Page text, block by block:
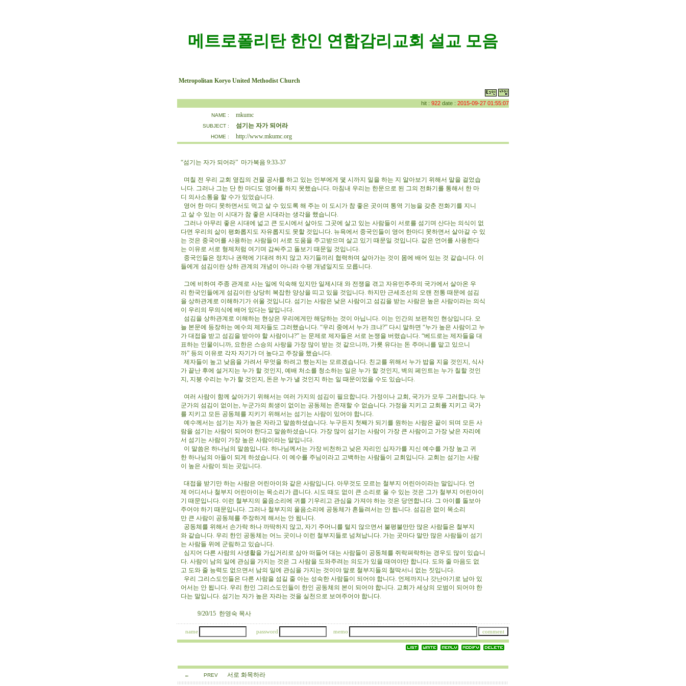
메트로폴리탄 한인 연합감리교회 설교 모음
Metropolitan Koryo United Methodist Church
hit : 922 date : 2015-09-27 01:55:07
NAME : mkumc
SUBJECT : 섬기는 자가 되어라
HOME : http://www.mkumc.org
“섬기는 자가 되어라” 마가복음 9:33-37
며칠 전 우리 교회 옆집의 건물 공사를 하고 있는 인부에게 몇 시까지 일을 하는 지 알아보기 위해서 말을 걸었습
니다. 그러나 그는 단 한 마디도 영어를 하지 못했습니다. 마침내 우리는 한문으로 된 그의 전화기를 통해서 한 마
디 의사소통을 할 수가 있었습니다.
영어 한 마디 못하면서도 먹고 살 수 있도록 해 주는 이 도시가 참 좋은 곳이며 통역 기능을 갖춘 전화기를 지니
고 살 수 있는 이 시대가 참 좋은 시대라는 생각을 했습니다.
그러나 아무리 좋은 시대에 넓고 큰 도시에서 살아도 그곳에 살고 있는 사람들이 서로를 섬기며 산다는 의식이 없
다면 우리의 삶이 평화롭지도 자유롭지도 못할 것입니다. 뉴욕에서 중국인들이 영어 한마디 못하면서 살아갈 수 있
는 것은 중국어를 사용하는 사람들이 서로 도움을 주고받으며 살고 있기 때문일 것입니다. 같은 언어를 사용한다
는 이유로 서로 형제처럼 여기며 감싸주고 돌보기 때문일 것입니다.
중국인들은 정치나 권력에 기대려 하지 않고 자기들끼리 협력하며 살아가는 것이 몸에 배어 있는 것 같습니다. 이
들에게 섬김이란 상하 관계의 개념이 아니라 수평 개념일지도 모릅니다.
그에 비하여 주종 관계로 사는 일에 익숙해 있지만 일제시대 와 전쟁을 겪고 자유민주주의 국가에서 살아온 우
리 한국인들에게 섬김이란 상당히 복잡한 양상을 띠고 있을 것입니다. 하지만 근세조선의 오랜 전통 때문에 섬김
을 상하관계로 이해하기가 쉬울 것입니다. 섬기는 사람은 낮은 사람이고 섬김을 받는 사람은 높은 사람이라는 의식
이 우리의 무의식에 배어 있다는 말입니다.
섬김을 상하관계로 이해하는 현상은 우리에게만 해당하는 것이 아닙니다. 이는 인간의 보편적인 현상입니다. 오
늘 본문에 등장하는 예수의 제자들도 그러했습니다. “우리 중에서 누가 크냐?” 다시 말하면 “누가 높은 사람이고 누
가 대접을 받고 섬김을 받아야 할 사람이냐?” 는 문제로 제자들은 서로 논쟁을 버렸습니다. “베드로는 제자들을 대
표하는 인물이니까, 요한은 스승의 사랑을 가장 많이 받는 것 같으니까, 가룟 유다는 돈 주머니를 맡고 있으니
까” 등의 이유로 각자 자기가 더 높다고 주장을 했습니다.
제자들이 높고 낮음을 가려서 무엇을 하려고 했는지는 모르겠습니다. 친교를 위해서 누가 밥을 지을 것인지, 식사
가 끝난 후에 설거지는 누가 할 것인지, 예배 처소를 청소하는 일은 누가 할 것인지, 벽의 페인트는 누가 칠할 것인
지, 지붕 수리는 누가 할 것인지, 돈은 누가 낼 것인지 하는 일 때문이었을 수도 있습니다.
여러 사람이 함께 살아가기 위해서는 여러 가지의 섬김이 필요합니다. 가정이나 교회, 국가가 모두 그러합니다. 누
군가의 섬김이 없이는, 누군가의 희생이 없이는 공동체는 존재할 수 없습니다. 가정을 지키고 교회를 지키고 국가
를 지키고 모든 공동체를 지키기 위해서는 섬기는 사람이 있어야 합니다.
예수께서는 섬기는 자가 높은 자라고 말씀하셨습니다. 누구든지 첫째가 되기를 원하는 사람은 끝이 되며 모든 사
람을 섬기는 사람이 되어야 한다고 말씀하셨습니다. 가장 많이 섬기는 사람이 가장 큰 사람이고 가장 낮은 자리에
서 섬기는 사람이 가장 높은 사람이라는 말입니다.
이 말씀은 하나님의 말씀입니다. 하나님께서는 가장 비천하고 낮은 자리인 십자가를 지신 예수를 가장 높고 귀
한 하나님의 아들이 되게 하셨습니다. 이 예수를 주님이라고 고백하는 사람들이 교회입니다. 교회는 섬기는 사람
이 높은 사람이 되는 곳입니다.
대접을 받기만 하는 사람은 어린아이와 같은 사람입니다. 아무것도 모르는 철부지 어린아이라는 말입니다. 언
제 어디서나 철부지 어린아이는 목소리가 큽니다. 시도 때도 없이 큰 소리로 울 수 있는 것은 그가 철부지 어린아이
기 때문입니다. 이런 철부지의 울음소리에 귀를 기우리고 관심을 가져야 하는 것은 당연합니다. 그 아이를 돌보아
주어야 하기 때문입니다. 그러나 철부지의 울음소리에 공동체가 흔들려서는 안 됩니다. 섬김은 없이 목소리
만 큰 사람이 공동체를 주장하게 해서는 안 됩니다.
공동체를 위해서 손가락 하나 까딱하지 않고, 자기 주머니를 털지 않으면서 불평불만만 많은 사람들은 철부지
와 같습니다. 우리 한인 공동체는 어느 곳이나 이런 철부지들로 넘쳐납니다. 가는 곳마다 말만 많은 사람들이 섬기
는 사람들 위에 군림하고 있습니다.
심지어 다른 사람의 사생활을 가십거리로 삼아 떠들어 대는 사람들이 공동체를 쥐락펴락하는 경우도 많이 있습니
다. 사람이 남의 일에 관심을 가지는 것은 그 사람을 도와주려는 의도가 있을 때여야만 합니다. 도와 줄 마음도 없
고 도와 줄 능력도 없으면서 남의 일에 관심을 가지는 것이야 말로 철부지들의 철딱서니 없는 짓입니다.
우리 그리스도인들은 다른 사람을 섬길 줄 아는 성숙한 사람들이 되어야 합니다. 언제까지나 갓난아기로 남아 있
어서는 안 됩니다. 우리 한인 그리스도인들이 한인 공동체의 본이 되어야 합니다. 교회가 세상의 모범이 되어야 한
다는 말입니다. 섬기는 자가 높은 자라는 것을 실천으로 보여주어야 합니다.
9/20/15 한영숙 목사
name password memo
← PREV 서로 화목하라